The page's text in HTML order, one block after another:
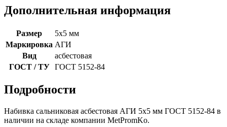
Дополнительная информация
Размер
5х5 мм
Маркировка АГИ
Вид
асбестовая
ГОСТ / ТУ
ГОСТ 5152-84
Подробности
Набивка сальниковая асбестовая АГИ 5х5 мм ГОСТ 5152-84 в
наличии на складе компании MetPromKo.